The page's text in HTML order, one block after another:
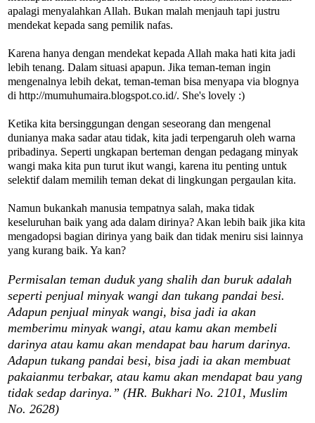
apalagi menyalahkan Allah. Bukan malah menjauh tapi justru
mendekat kepada sang pemilik nafas.
Karena hanya dengan mendekat kepada Allah maka hati kita jadi
lebih tenang. Dalam situasi apapun. Jika teman-teman ingin
mengenalnya lebih dekat, teman-teman bisa menyapa via blognya
di http://mumuhumaira.blogspot.co.id/. She's lovely :)
Ketika kita bersinggungan dengan seseorang dan mengenal
dunianya maka sadar atau tidak, kita jadi terpengaruh oleh warna
pribadinya. Seperti ungkapan berteman dengan pedagang minyak
wangi maka kita pun turut ikut wangi, karena itu penting untuk
selektif dalam memilih teman dekat di lingkungan pergaulan kita.
Namun bukankah manusia tempatnya salah, maka tidak
keseluruhan baik yang ada dalam dirinya? Akan lebih baik jika kita
mengadopsi bagian dirinya yang baik dan tidak meniru sisi lainnya
yang kurang baik. Ya kan?
Permisalan teman duduk yang shalih dan buruk adalah
seperti penjual minyak wangi dan tukang pandai besi.
Adapun penjual minyak wangi, bisa jadi ia akan
memberimu minyak wangi, atau kamu akan membeli
darinya atau kamu akan mendapat bau harum darinya.
Adapun tukang pandai besi, bisa jadi ia akan membuat
pakaianmu terbakar, atau kamu akan mendapat bau yang
tidak sedap darinya.” (HR. Bukhari No. 2101, Muslim
No. 2628)